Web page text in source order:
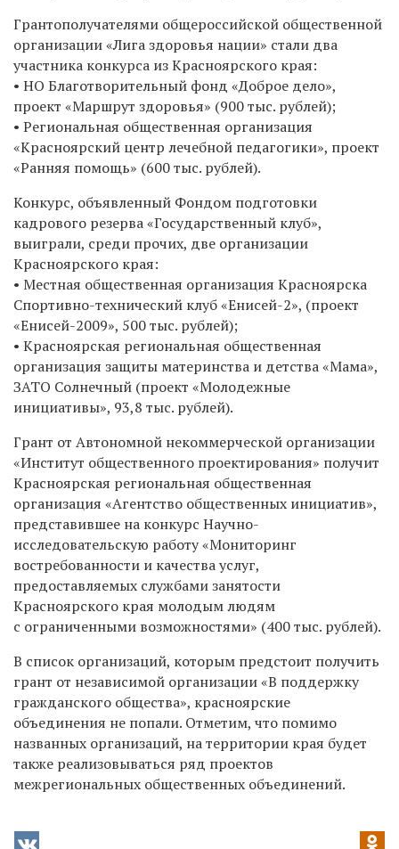
Грантополучателями общероссийской общественной
организации «Лига здоровья нации» стали два
участника конкурса из Красноярского края:
• НО Благотворительный фонд «Доброе дело»,
проект «Маршрут здоровья» (900 тыс. рублей);
• Региональная общественная организация
«Красноярский центр лечебной педагогики», проект
«Ранняя помощь» (600 тыс. рублей).
Конкурс, объявленный Фондом подготовки
кадрового резерва «Государственный клуб»,
выиграли, среди прочих, две организации
Красноярского края:
• Местная общественная организация Красноярска
Спортивно-технический клуб «Енисей-2», (проект
«Енисей-2009», 500 тыс. рублей);
• Красноярская региональная общественная
организация защиты материнства и детства «Мама»,
ЗАТО Солнечный (проект «Молодежные
инициативы», 93,8 тыс. рублей).
Грант от Автономной некоммерческой организации
«Институт общественного проектирования» получит
Красноярская региональная общественная
организация «Агентство общественных инициатив»,
представившее на конкурс Научно-
исследовательскую работу «Мониторинг
востребованности и качества услуг,
предоставляемых службами занятости
Красноярского края молодым людям
с ограниченными возможностями» (400 тыс. рублей).
В список организаций, которым предстоит получить
грант от независимой организации «В поддержку
гражданского общества», красноярские
объединения не попали. Отметим, что помимо
названных организаций, на территории края будет
также реализовываться ряд проектов
межрегиональных общественных объединений.